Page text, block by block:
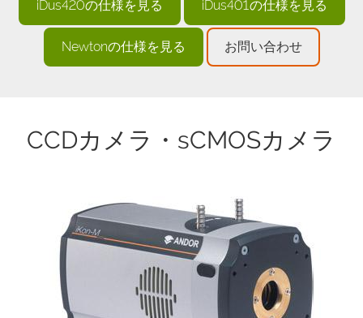
iDus420の仕様を見る iDus401の仕様を見る
Newtonの仕様を見る お問い合わせ
CCDカメラ・sCMOSカメラ